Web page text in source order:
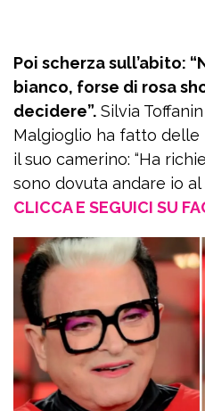
Poi scherza sull’abito:
bianco, forse di rosa
decidere”. Silvia
Malgioglio ha fatto
il suo camerino: “Ha
sono dovuta andare io al
CLICCA E SEGUICI SU